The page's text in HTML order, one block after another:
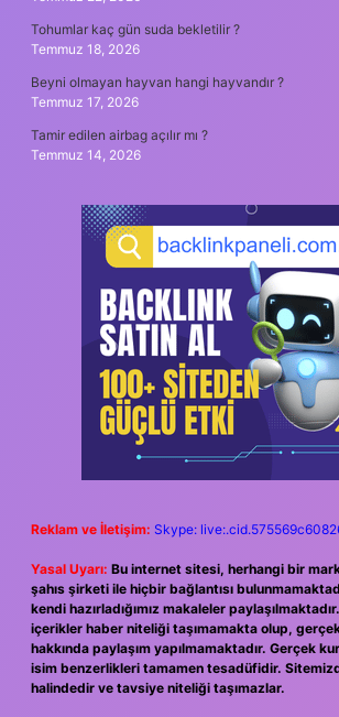
Tohumlar kaç gün suda bekletilir ?
Temmuz 18, 2026
Beyni olmayan hayvan hangi hayvandır ?
Temmuz 17, 2026
Tamir edilen airbag açılır mı ?
Temmuz 14, 2026
Reklam ve İletişim: Skype:
Yasal Uyarı: Bu internet sitesi, herhangi bir
şahıs şirketi ile hiçbir bağlantısı
kendi hazırladığımız makaleler
içerikler haber niteliği taşımamakta olup,
hakkında paylaşım yapılmamaktadır. Gerçek
isim benzerlikleri tamamen tesadüfidir.
halindedir ve tavsiye niteliği taşımazlar.